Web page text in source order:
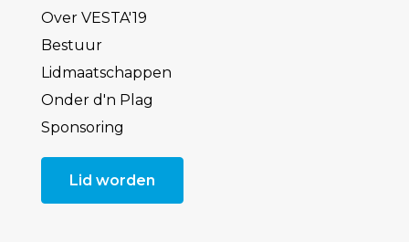
Over VESTA'19
Bestuur
Lidmaatschappen
Onder d'n Plag
Sponsoring
Lid worden